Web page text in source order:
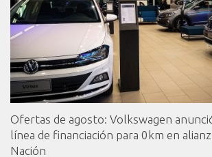
Ofertas de agosto: Volkswagen
línea de financiación para 0km en
Nación